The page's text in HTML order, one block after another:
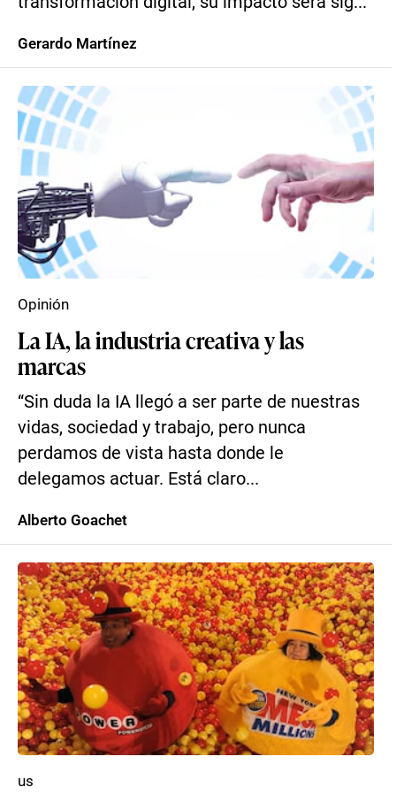
Gerardo Martínez
La IA, la industria creativa y las
marcas
“Sin duda la IA llegó a ser parte de nuestras
vidas, sociedad y trabajo, pero nunca
perdamos de vista hasta donde le
delegamos actuar. Está claro...
Opinión
Alberto Goachet
us